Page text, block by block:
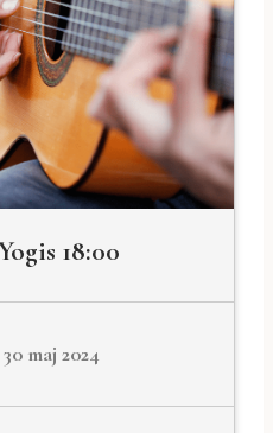
18:00
maj 2024